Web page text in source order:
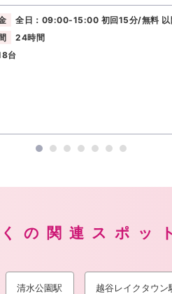
全日：09:00-15:00 初回15分/無料
24時間
台
の関連スポッ
清水公園駅 越谷レイクタウン